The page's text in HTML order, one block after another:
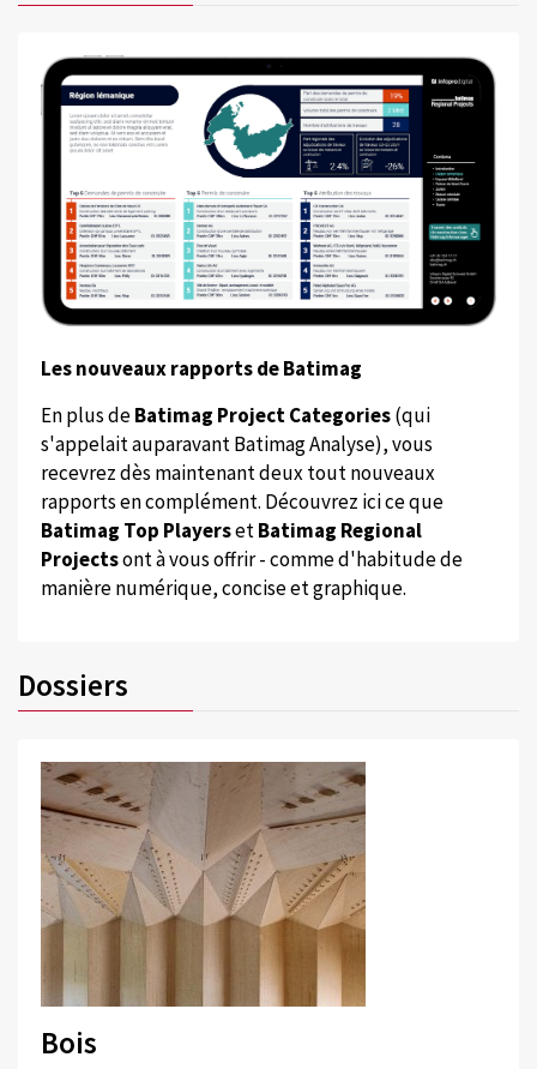
Les nouveaux rapports de Batimag
En plus deBatimag Project Categories(qui
s'appelait auparavant Batimag Analyse), vous
recevrez dès maintenant deux tout nouveaux
rapports en complément. Découvrez ici ce que
Batimag Top PlayersetBatimag Regional
Projectsont à vous offrir - comme d'habitude de
manière numérique, concise et graphique.
Dossiers
Bois